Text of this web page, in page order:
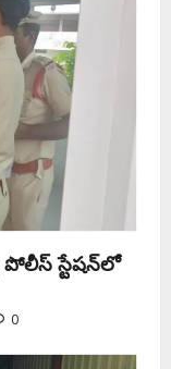
పోలీస్ స్టేషన్‌లో
0